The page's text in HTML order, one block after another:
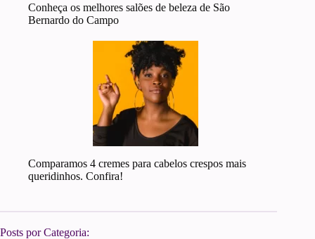
Conheça os melhores salões de beleza de São
Bernardo do Campo
Comparamos 4 cremes para cabelos crespos mais
queridinhos. Confira!
Posts por Categoria: